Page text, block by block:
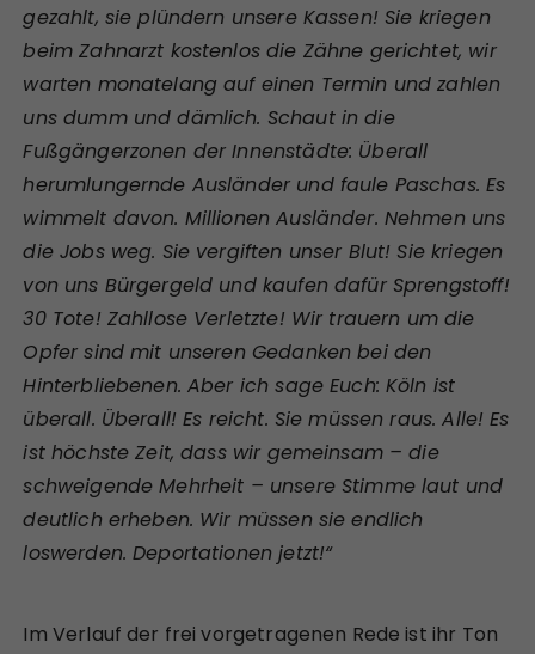
gezahlt, sie plündern unsere Kassen! Sie kriegen
beim Zahnarzt kostenlos die Zähne gerichtet, wir
warten monatelang auf einen Termin und zahlen
uns dumm und dämlich. Schaut in die
Fußgängerzonen der Innenstädte: Überall
herumlungernde Ausländer und faule Paschas. Es
wimmelt davon. Millionen Ausländer. Nehmen uns
die Jobs weg. Sie vergiften unser Blut! Sie kriegen
von uns Bürgergeld und kaufen dafür Sprengstoff!
30 Tote! Zahllose Verletzte! Wir trauern um die
Opfer sind mit unseren Gedanken bei den
Hinterbliebenen. Aber ich sage Euch: Köln ist
überall. Überall! Es reicht. Sie müssen raus. Alle! Es
ist höchste Zeit, dass wir gemeinsam – die
schweigende Mehrheit – unsere Stimme laut und
deutlich erheben. Wir müssen sie endlich
loswerden. Deportationen jetzt!“
Im Verlauf der frei vorgetragenen Rede ist ihr Ton